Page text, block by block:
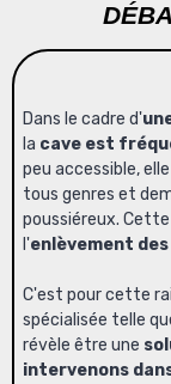
Dans le cadre d'
la cave est
peu accessible,
tous genres et
poussiéreux.
l'enlèvement
C'est pour cette
spécialisée telle
révèle être une
intervenons